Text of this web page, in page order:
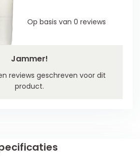
Jammer!
reviews geschreven voor dit
product.
Op basis van 0 reviews